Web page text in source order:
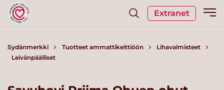
Extranet
Sydänmerkki Tuotteet ammattikeittiöön
Lihavalmisteet
Leivänpäälliset